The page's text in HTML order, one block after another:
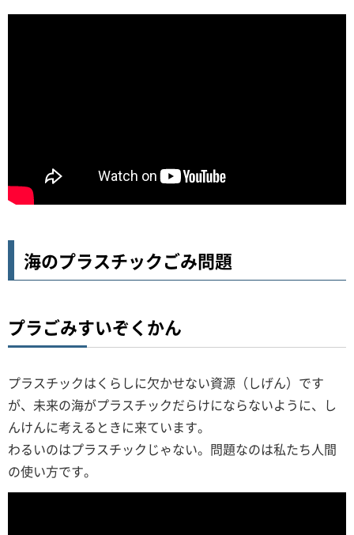
海のプラスチックごみ問題
プラごみすいぞくかん
プラスチックはくらしに欠かせない資源（しげん）です
が、未来の海がプラスチックだらけにならないように、し
んけんに考えるときに来ています。
わるいのはプラスチックじゃない。問題なのは私たち人間
の使い方です。